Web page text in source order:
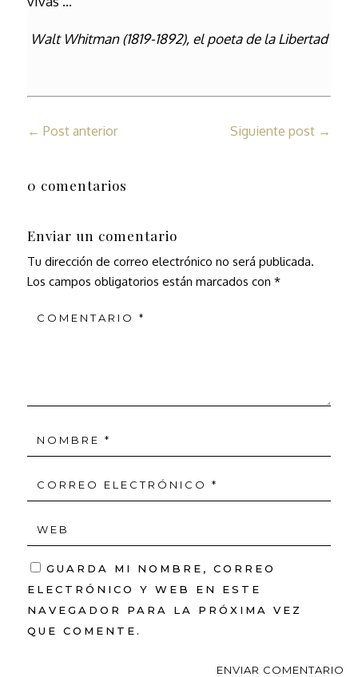
Walt Whitman (1819-1892), el poeta de la Libertad
← Post anterior Siguiente post →
0 comentarios
Enviar un comentario
Tu dirección de correo electrónico no será publicada.
Los campos obligatorios están marcados con *
GUARDA MI NOMBRE, CORREO
ELECTRÓNICO Y WEB EN ESTE
NAVEGADOR PARA LA PRÓXIMA VEZ
QUE COMENTE.
ENVIAR COMENTARIO